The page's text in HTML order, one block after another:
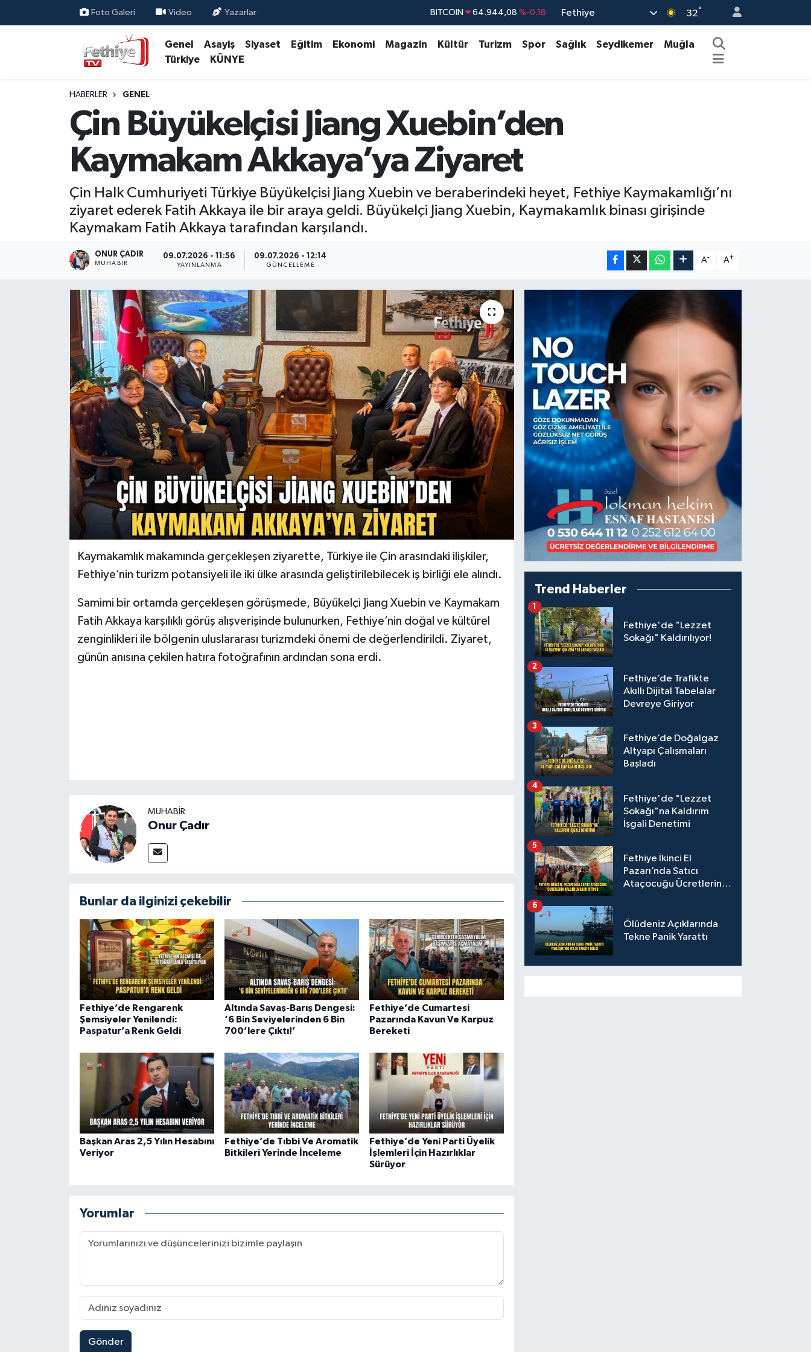
Foto Galeri Video Yazarlar BITCOIN 64.944,08 %-0.18
BİST100 13.779 %-14
Fethiye 32°
Genel Asayiş Siyaset Eğitim Ekonomi Magazin Kültür Turizm Spor Sağlık Seydikemer
Muğla
Türkiye
KÜNYE
HABERLER GENEL
Çin Büyükelçisi Jiang Xuebin’den
Kaymakam Akkaya’ya Ziyaret
Çin Halk Cumhuriyeti Türkiye Büyükelçisi Jiang Xuebin ve beraberindeki heyet, Fethiye Kaymakamlığı’nı
ziyaret ederek Fatih Akkaya ile bir araya geldi. Büyükelçi Jiang Xuebin, Kaymakamlık binası girişinde
Kaymakam Fatih Akkaya tarafından karşılandı.
ONUR ÇADIR
MUHABİR
09.07.2026 - 11:56
YAYINLANMA
09.07.2026 - 12:14
GÜNCELLEME
A- A+
Kaymakamlık makamında gerçekleşen ziyarette, Türkiye ile Çin arasındaki ilişkiler,
Fethiye’nin turizm potansiyeli ile iki ülke arasında geliştirilebilecek iş birliği ele alındı.
Samimi bir ortamda gerçekleşen görüşmede, Büyükelçi Jiang Xuebin ve Kaymakam
Fatih Akkaya karşılıklı görüş alışverişinde bulunurken, Fethiye’nin doğal ve kültürel
zenginlikleri ile bölgenin uluslararası turizmdeki önemi de değerlendirildi. Ziyaret,
günün anısına çekilen hatıra fotoğrafının ardından sona erdi.
MUHABİR
Onur Çadır
Bunlar da ilginizi çekebilir
Fethiye’de Rengarenk
Şemsiyeler Yenilendi:
Paspatur’a Renk Geldi
Altında Savaş-Barış Dengesi:
‘6 Bin Seviyelerinden 6 Bin
700’lere Çıktı!’
Fethiye’de Cumartesi
Pazarında Kavun Ve Karpuz
Bereketi
Başkan Aras 2,5 Yılın Hesabını
Veriyor
Fethiye’de Tıbbi Ve Aromatik
Bitkileri Yerinde İnceleme
Fethiye’de Yeni Parti Üyelik
İşlemleri İçin Hazırlıklar
Sürüyor
Yorumlar
Gönder
Trend Haberler
Fethiye'de "Lezzet
Sokağı" Kaldırılıyor!
1
Fethiye’de Trafikte
Akıllı Dijital Tabelalar
Devreye Giriyor
2
Fethiye’de Doğalgaz
Altyapı Çalışmaları
Başladı
3
Fethiye'de "Lezzet
Sokağı"na Kaldırım
İşgali Denetimi
4
Fethiye İkinci El
Pazarı’nda Satıcı
Ataçocuğu Ücretlerin
5
Ölüdeniz Açıklarında
Tekne Panik Yarattı
6
Magazin
Muğla Nöbetçi Eczaneler
Muğla Namaz Vakitleri
Muğla Trafik Yoğunluk Haritası
Süper Lig Puan Durumu ve Fikstür
Tüm Manşetler
Son Dakika Haberleri
Haber Arşivi